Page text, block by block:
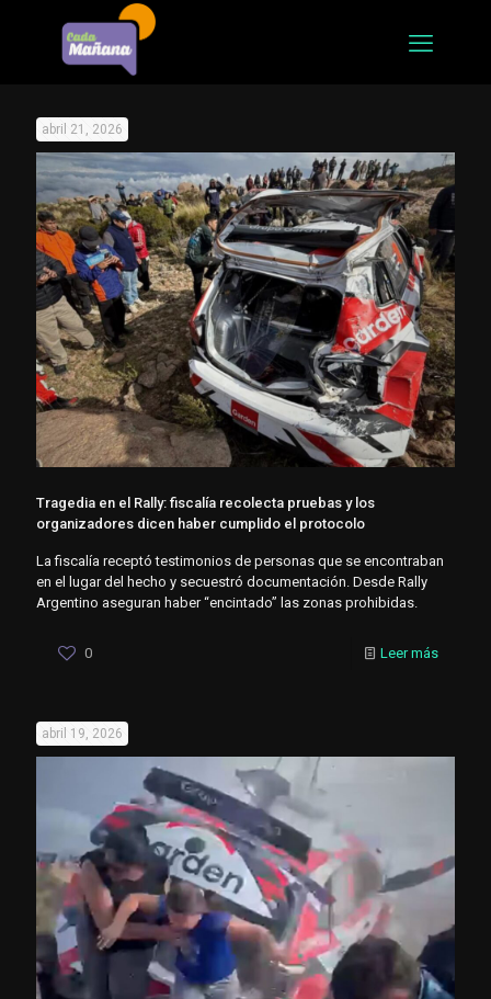
abril 21, 2026
Tragedia en el Rally: fiscalía recolecta pruebas y los
organizadores dicen haber cumplido el protocolo
La fiscalía receptó testimonios de personas que se encontraban
en el lugar del hecho y secuestró documentación. Desde Rally
Argentino aseguran haber “encintado” las zonas prohibidas.
0 Leer más
abril 19, 2026